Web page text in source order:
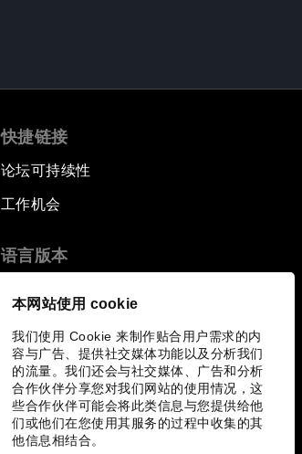
本网站使用 cookie
我们使用 Cookie 来制作贴合用户需求的内
容与广告、提供社交媒体功能以及分析我们
的流量。我们还会与社交媒体、广告和分析
合作伙伴分享您对我们网站的使用情况，这
些合作伙伴可能会将此类信息与您提供给他
们或他们在您使用其服务的过程中收集的其
他信息相结合。
快捷链接
论坛可持续性
工作机会
语言版本